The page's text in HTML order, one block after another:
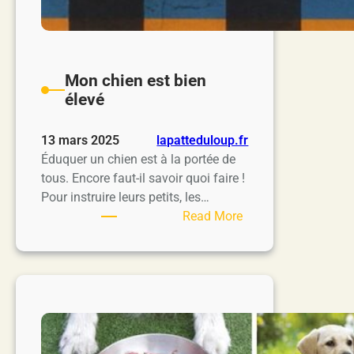
Mon chien est bien
élevé
13 mars 2025
lapatteduloup.fr
Éduquer un chien est à la portée de
tous. Encore faut-il savoir quoi faire !
Pour instruire leurs petits, les…
Read More:
chien
est
élevé